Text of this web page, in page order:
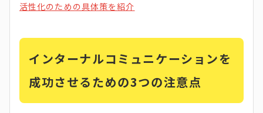
活性化のための具体策を紹介
インターナルコミュニケーションを
成功させるための3つの注意点